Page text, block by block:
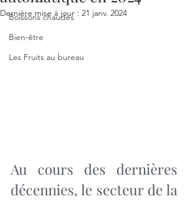
Boissons chaudes
Bien-être
Les Fruits au bureau
Dernière mise à jour : 21 janv. 2024
Au cours des dernières
décennies, le secteur de la